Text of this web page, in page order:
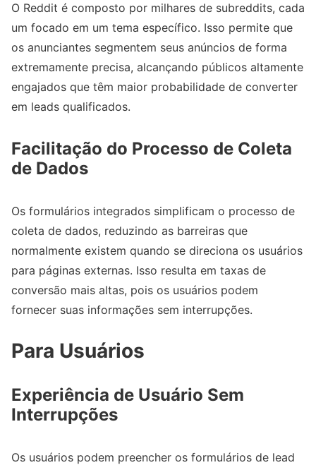
O Reddit é composto por milhares de subreddits, cada
um focado em um tema específico. Isso permite que
os anunciantes segmentem seus anúncios de forma
extremamente precisa, alcançando públicos altamente
engajados que têm maior probabilidade de converter
em leads qualificados.
Facilitação do Processo de Coleta
de Dados
Os formulários integrados simplificam o processo de
coleta de dados, reduzindo as barreiras que
normalmente existem quando se direciona os usuários
para páginas externas. Isso resulta em taxas de
conversão mais altas, pois os usuários podem
fornecer suas informações sem interrupções.
Para Usuários
Experiência de Usuário Sem
Interrupções
Os usuários podem preencher os formulários de lead